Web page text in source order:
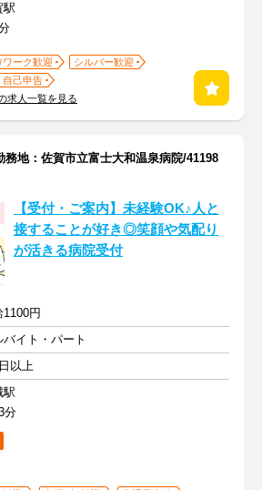
駅
ワーク歓迎
シルバー歓迎
自己申告
求人一覧を見る
地：佐賀市立富士大和温泉病院/41198
【受付・ご案内】未経験OK♪人と
接することが好き◎笑顔や気配り
が活きる病院受付
1100円
バイト・パート
以上
駅
分